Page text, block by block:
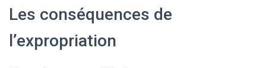
Les conséquences de
l’expropriation